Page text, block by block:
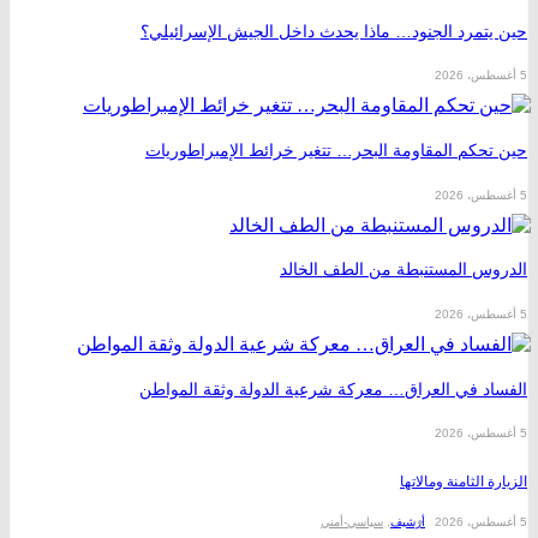
الجنود… ماذا يحدث داخل الجيش الإسرائيلي؟
المقاومة البحر… تتغير خرائط الإمبراطوريات
المستنبطة من الطف الخالد
في العراق… معركة شرعية الدولة وثقة المواطن
الثامنة ومالاتها
أرشیف سیاسي-أمني